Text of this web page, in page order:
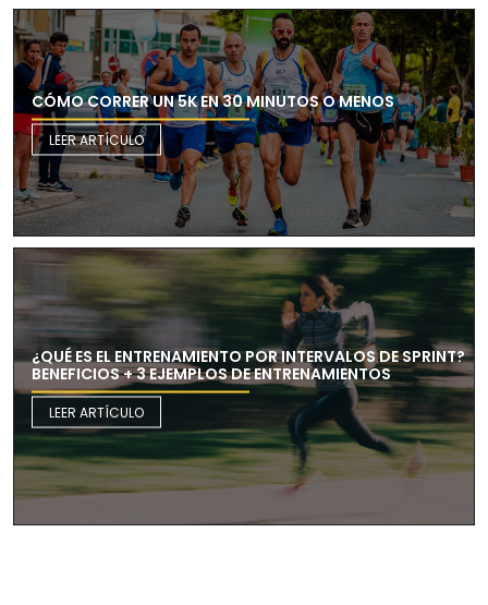
CÓMO CORRER UN 5K EN 30 MINUTOS O MENOS
LEER ARTÍCULO
¿QUÉ ES EL ENTRENAMIENTO POR INTERVALOS DE SPRINT?
BENEFICIOS + 3 EJEMPLOS DE ENTRENAMIENTOS
LEER ARTÍCULO